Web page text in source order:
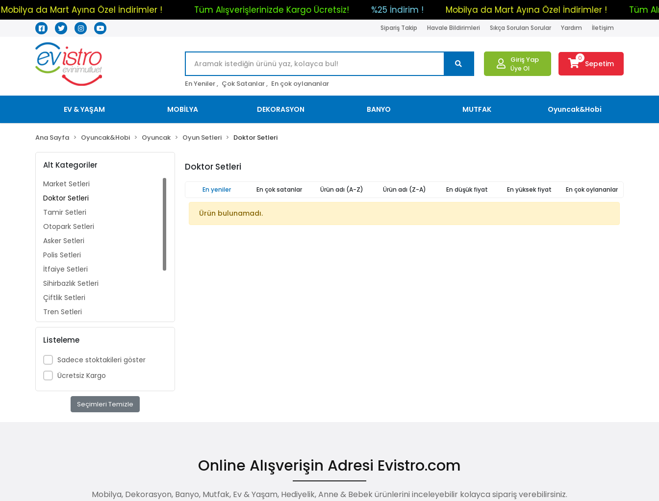
Mobilya da Mart Ayına Özel İndirimler ! Tüm Alışverişlerinizde Kargo Ücretsiz! %25 İndirim ! Mobilya da Mart Ayına Özel İndirimler !
Sipariş Takip Havale Bildirimleri Sıkça Sorulan Sorular Yardım İletişim
En Yeniler , Çok Satanlar , En çok oylananlar
Giriş Yap
Üye Ol
0
Sepetim
EV & YAŞAM MOBİLYA DEKORASYON BANYO MUTFAK Oyuncak&Hobi
Ana Sayfa Oyuncak&Hobi Oyuncak Oyun Setleri Doktor Setleri
Alt Kategoriler
Market Setleri
Doktor Setleri
Tamir Setleri
Otopark Setleri
Asker Setleri
Polis Setleri
İtfaiye Setleri
Sihirbazlık Setleri
Çiftlik Setleri
Tren Setleri
Mutfak Setleri
Ev Setleri
Güzellik Setleri
Manyetik Oyun Setleri
Listeleme
Sadece stoktakileri göster
Ücretsiz Kargo
Seçimleri Temizle
Doktor Setleri
En yeniler En çok satanlar Ürün adı (A-Z) Ürün adı (Z-A) En düşük fiyat En yüksek fiyat En çok oylananlar
Ürün bulunamadı.
Online Alışverişin Adresi Evistro.com
Mobilya, Dekorasyon, Banyo, Mutfak, Ev & Yaşam, Hediyelik, Anne & Bebek ürünlerini inceleyebilir kolayca sipariş verebilirsiniz.